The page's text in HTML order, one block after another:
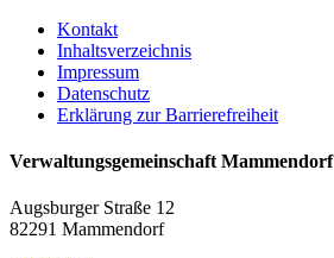
Kontakt
Inhaltsverzeichnis
Impressum
Datenschutz
Erklärung zur Barrierefreiheit
Verwaltungsgemeinschaft Mammendorf
Augsburger Straße 12
82291 Mammendorf